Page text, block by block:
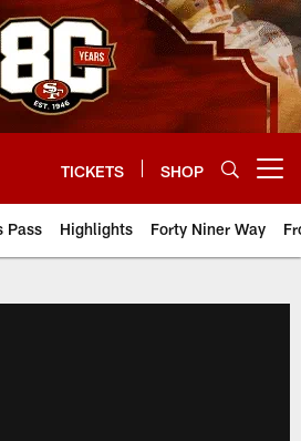
TICKETS SHOP
Pass Highlights Forty Niner Way